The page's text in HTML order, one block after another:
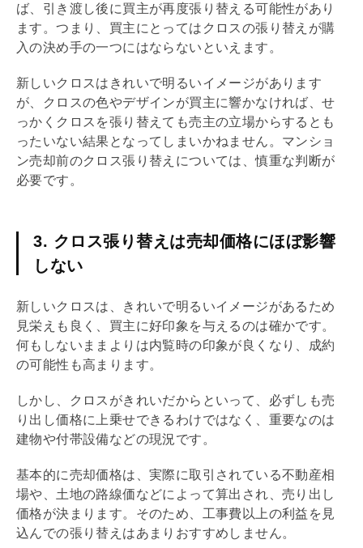
ば、引き渡し後に買主が再度張り替える可能性があり
ます。つまり、買主にとってはクロスの張り替えが購
入の決め手の一つにはならないといえます。
新しいクロスはきれいで明るいイメージがあります
が、クロスの色やデザインが買主に響かなければ、せ
っかくクロスを張り替えても売主の立場からするとも
ったいない結果となってしまいかねません。マンショ
ン売却前のクロス張り替えについては、慎重な判断が
必要です。
3. クロス張り替えは売却価格にほぼ影響
しない
新しいクロスは、きれいで明るいイメージがあるため
見栄えも良く、買主に好印象を与えるのは確かです。
何もしないままよりは内覧時の印象が良くなり、成約
の可能性も高まります。
しかし、クロスがきれいだからといって、必ずしも売
り出し価格に上乗せできるわけではなく、重要なのは
建物や付帯設備などの現況です。
基本的に売却価格は、実際に取引されている不動産相
場や、土地の路線価などによって算出され、売り出し
価格が決まります。そのため、工事費以上の利益を見
込んでの張り替えはあまりおすすめしません。